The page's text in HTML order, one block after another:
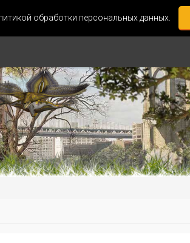
обработки персональных данных.